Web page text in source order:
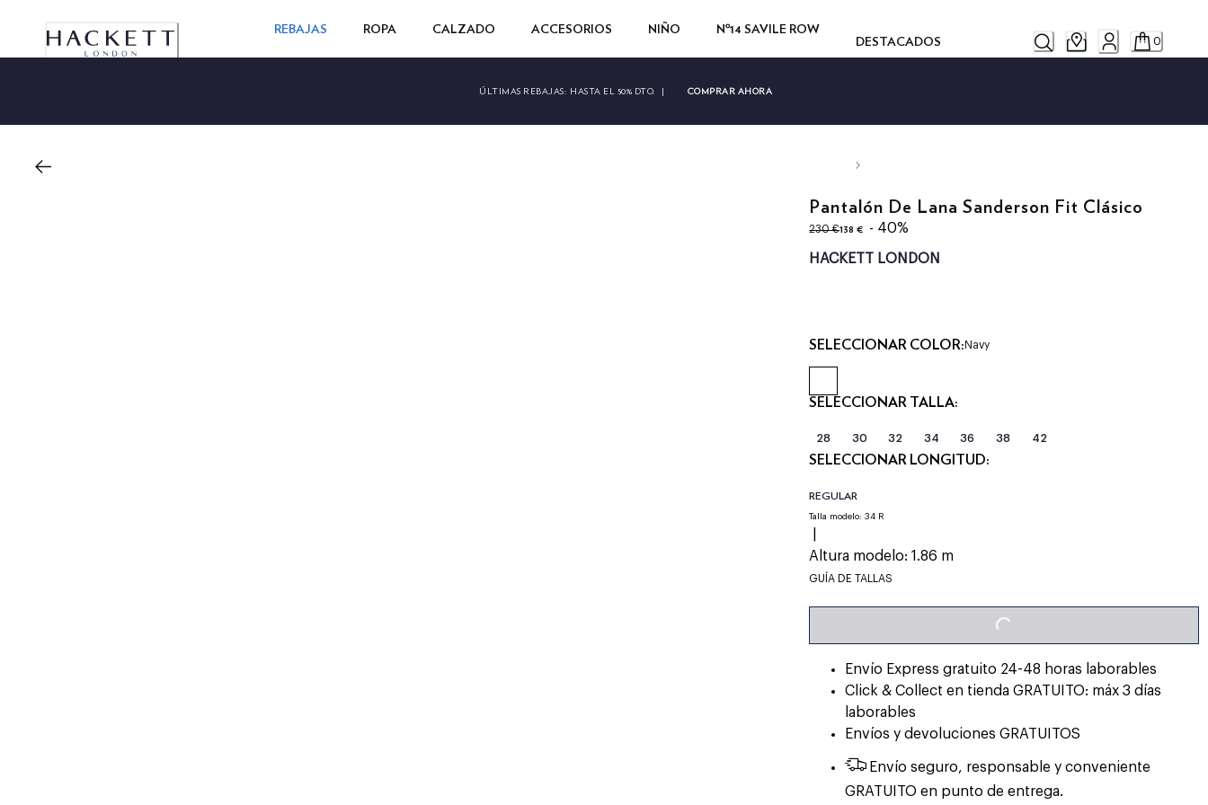
REBAJAS ROPA CALZADO ACCESORIOS NIÑO
Nº14 SAVILE ROW
DESTACADOS
0
ÚLTIMAS REBAJAS: HASTA EL 50% DTO. | COMPRAR AHORA
Pantalón De Lana Sanderson Fit Clásico
230 €
original price 230 €
138 €
precio actual 138 €
- 40%
HACKETT LONDON
SELECCIONAR COLOR:Navy
SELECCIONAR TALLA:
28 30 32 34 36 38 42
SELECCIONAR LONGITUD:
REGULAR
Talla modelo:34 R
Altura modelo:1.86 m
GUÍA DE TALLAS
LOADING...
Envío Express gratuito 24-48 horas laborables
Click & Collect en tienda GRATUITO: máx 3 días
laborables
Envíos y devoluciones GRATUITOS
Envío seguro, responsable y conveniente
GRATUITO en punto de entrega.